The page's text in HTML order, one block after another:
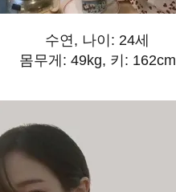
수연, 나이: 24세
몸무게: 49kg, 키: 162cm